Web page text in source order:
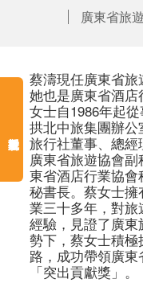
廣東省旅
蔡濤現任廣東省
她也是廣東省酒
女士自1986年起
拱北中旅集團辦
旅行社董事、總
廣東省旅遊協會
東省酒店行業協
秘書長。蔡女士
業三十多年，對
經驗，見證了廣
勢下，蔡女士積
路，成功帶領廣
「突出貢獻獎」。